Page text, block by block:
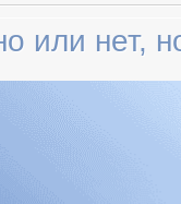
или нет,